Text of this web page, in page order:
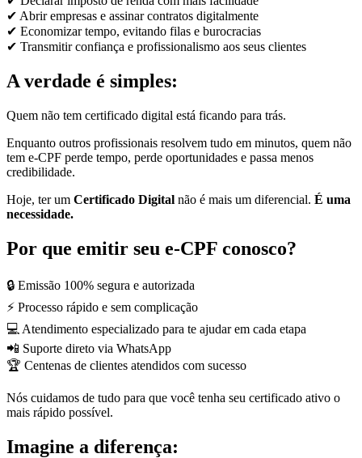
✔ Abrir empresas e assinar contratos digitalmente
✔ Economizar tempo, evitando filas e burocracias
✔ Transmitir confiança e profissionalismo aos seus clientes
A verdade é simples:
Quem não tem certificado digital está ficando para trás.
Enquanto outros profissionais resolvem tudo em minutos, quem não
tem e-CPF perde tempo, perde oportunidades e passa menos
credibilidade.
Hoje, ter um Certificado Digital não é mais um diferencial. É uma
necessidade.
Por que emitir seu e-CPF conosco?
🔒 Emissão 100% segura e autorizada
⚡ Processo rápido e sem complicação
💻 Atendimento especializado para te ajudar em cada etapa
📲 Suporte direto via WhatsApp
🏆 Centenas de clientes atendidos com sucesso
Nós cuidamos de tudo para que você tenha seu certificado ativo o
mais rápido possível.
Imagine a diferença: